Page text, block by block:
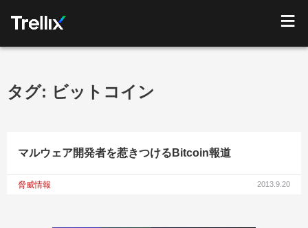
タグ: ビットコイン
マルウェア開発者を惹きつけるBitcoin報道
脅威情報 2013.9.20